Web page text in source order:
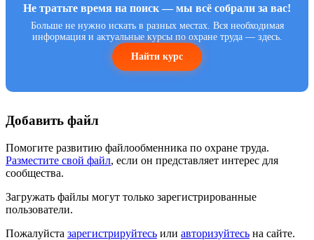
Не тратьте время на поиск — мы всё собрали за вас!
Больше не нужно искать в разных местах. Вся необходимая
информация и актуальные курсы по охране труда — здесь.
Найти курс
Добавить файл
Помогите развитию файлообменника по охране труда.
Разместите свой файл, если он представляет интерес для
сообщества.
Загружать файлы могут только зарегистрированные
пользователи.
Пожалуйста зарегистрируйтесь или авторизуйтесь на сайте.